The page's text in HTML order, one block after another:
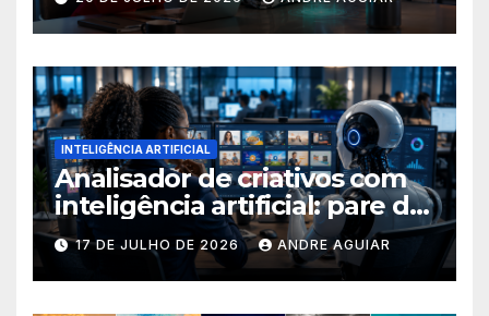
inteligência artificial
INTELIGÊNCIA ARTIFICIAL
Analisador de criativos com
inteligência artificial: pare de
postar porcaria!
17 DE JULHO DE 2026 ANDRE AGUIAR